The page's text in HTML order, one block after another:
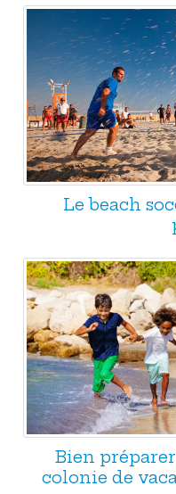
Le beach
Bien
colonie de